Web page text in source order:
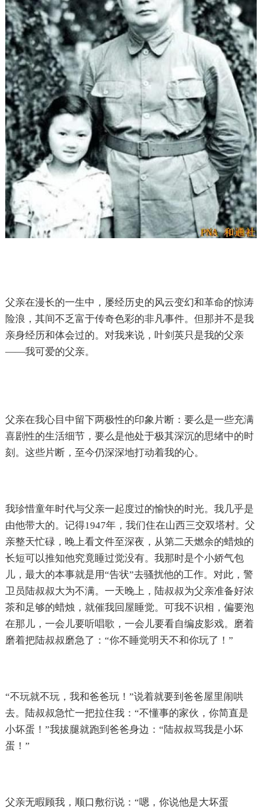
父亲在漫长的一生中，屡经历史的风云变幻和革命的惊涛
险浪，其间不乏富于传奇色彩的非凡事件。但那并不是我
亲身经历和体会过的。对我来说，叶剑英只是我的父亲
——我可爱的父亲。
父亲在我心目中留下两极性的印象片断：要么是一些充满
喜剧性的生活细节，要么是他处于极其深沉的思绪中的时
刻。这些片断，至今仍深深地打动着我的心。
我珍惜童年时代与父亲一起度过的愉快的时光。我几乎是
由他带大的。记得1947年，我们住在山西三交双塔村。父
亲整天忙碌，晚上看文件至深夜，从第二天燃余的蜡烛的
长短可以推知他究竟睡过觉没有。我那时是个小娇气包
儿，最大的本事就是用“告状”去骚扰他的工作。对此，警
卫员陆叔叔大为不满。一天晚上，陆叔叔为父亲准备好浓
茶和足够的蜡烛，就催我回屋睡觉。可我不识相，偏要泡
在那儿，一会儿要听唱歌，一会儿要看自编皮影戏。磨着
磨着把陆叔叔磨急了：“你不睡觉明天不和你玩了！”
“不玩就不玩，我和爸爸玩！”说着就要到爸爸屋里闹哄
去。陆叔叔急忙一把拉住我：“不懂事的家伙，你简直是
小坏蛋！”我拔腿就跑到爸爸身边：“陆叔叔骂我是小坏
蛋！”
父亲无暇顾我，顺口敷衍说：“嗯，你说他是大坏蛋